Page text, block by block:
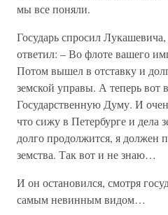
мы все поняли.
Государь спросил
ответил: – Во флоте вашего
Потом вышел в отставку и
земской управы. А теперь вот
Государственную Думу. И
что сижу в Петербурге и дела
долго продолжится, я должен
земства. Так вот и не знаю…
И он остановился, смотря
самым невинным видом…